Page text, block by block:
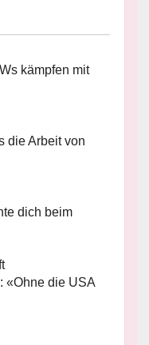
kämpfen mit
die Arbeit von
dich beim
«Ohne die USA